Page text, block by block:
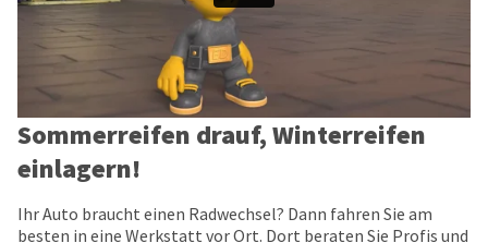
Sommerreifen drauf, Winterreifen
einlagern!
Ihr Auto braucht einen Radwechsel? Dann fahren Sie am
besten in eine Werkstatt vor Ort. Dort beraten Sie Profis und